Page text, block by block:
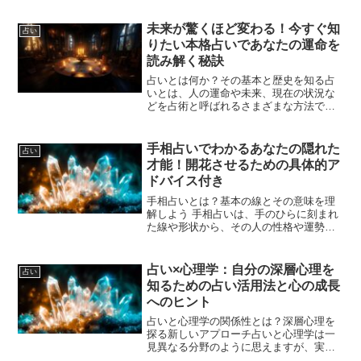
占い
未来が驚くほど変わる！今すぐ知
りたい本格占いであなたの運命を
読み解く秘訣
占いとは何か？その基本と歴史を知る占
いとは、人の運命や未来、現在の状況な
どを占術と呼ばれるさまざまな方法で読
は、その地域の風土や宗教、哲学と密接
に結びついて発展してきま...
占い
手相占いでわかるあなたの隠れた
才能！開花させるための具体的ア
ドバイス付き
手相占いとは？基本の線とその意味を理
解しよう 手相占いは、手のひらに刻まれ
た線や形状から、その人の性格や運勢、
に親しまれ、自己理解や人生の指針とし
て活用されています。手...
占い
占い×心理学：自分の深層心理を
知るための占い活用法と心の成長
へのヒント
占いと心理学の関係性とは？深層心理を
探る新しいアプローチ占いと心理学は一
見異なる分野のように思えますが、実は